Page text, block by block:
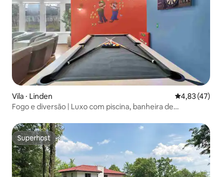
Vila ⋅ Linden 4,83 de uma
4,83 (47)
Fogo e diversão | Luxo com piscina, banheira de
Superhost
Superhost